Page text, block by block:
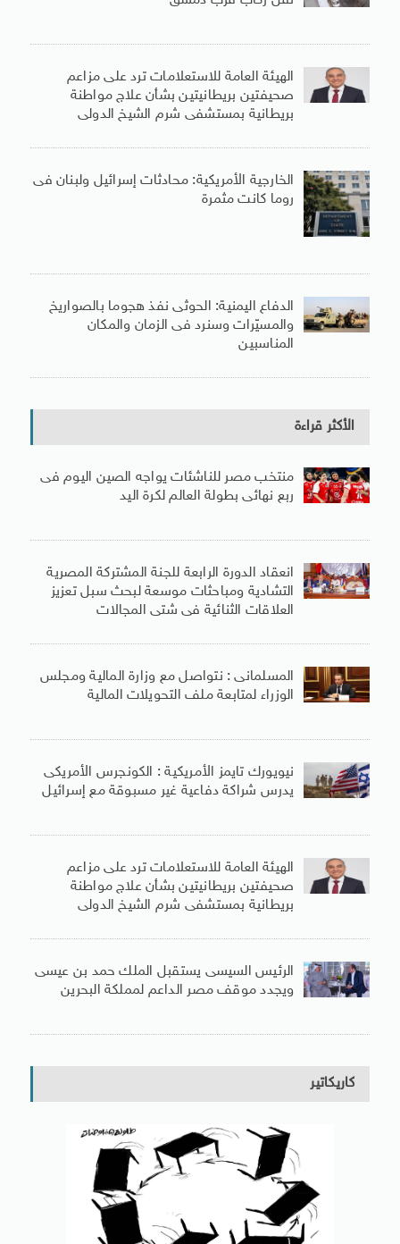
الهيئة العامة للاستعلامات ترد على مزاعم
صحيفتين بريطانيتين بشأن علاج مواطنة
بريطانية بمستشفى شرم الشيخ الدولى
الخارجية الأمريكية: محادثات إسرائيل ولبنان فى
روما كانت مثمرة
الدفاع اليمنية: الحوثى نفذ هجوما بالصواريخ
والمسيّرات وسنرد فى الزمان والمكان
المناسبين
الأكثر قراءة
منتخب مصر للناشئات يواجه الصين اليوم فى
ربع نهائى بطولة العالم لكرة اليد
انعقاد الدورة الرابعة للجنة المشتركة المصرية
التشادية ومباحثات موسعة لبحث سبل تعزيز
العلاقات الثنائية فى شتى المجالات
المسلمانى : نتواصل مع وزارة المالية ومجلس
الوزراء لمتابعة ملف التحويلات المالية
نيويورك تايمز الأمريكية : الكونجرس الأمريكى
يدرس شراكة دفاعية غير مسبوقة مع إسرائيل
الهيئة العامة للاستعلامات ترد على مزاعم
صحيفتين بريطانيتين بشأن علاج مواطنة
بريطانية بمستشفى شرم الشيخ الدولى
الرئيس السيسى يستقبل الملك حمد بن عيسى
ويجدد موقف مصر الداعم لمملكة البحرين
كاريكاتير